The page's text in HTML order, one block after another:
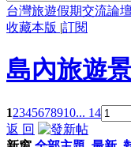
台灣旅遊假期交流論壇
收藏本版 |訂閱
島內旅遊
12345678910... 14
返 回